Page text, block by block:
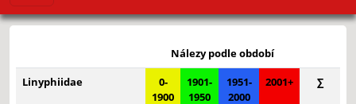
−
Leaflet|© Seznam.cz a.s. a další
Nálezy podle období
Linyphiidae
0-
1900
1901-
1950
1951-
2000
2001+ ∑